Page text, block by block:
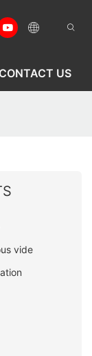
CONTACT US
vide